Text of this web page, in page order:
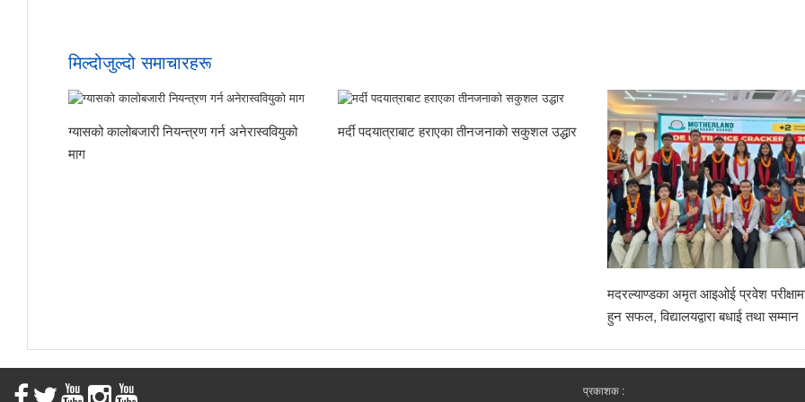
मिल्दोजुल्दो समाचारहरू
ग्यासको कालोबजारी नियन्त्रण गर्न अनेरास्ववियुको
माग
मर्दी पदयात्राबाट हराएका तीनजनाको सकुशल उद्धार
मदरल्याण्डका अमृत आइओई प्रवेश परीक्षामा
हुन सफल, विद्यालयद्वारा बधाई तथा सम्मान
प्रकाशक :